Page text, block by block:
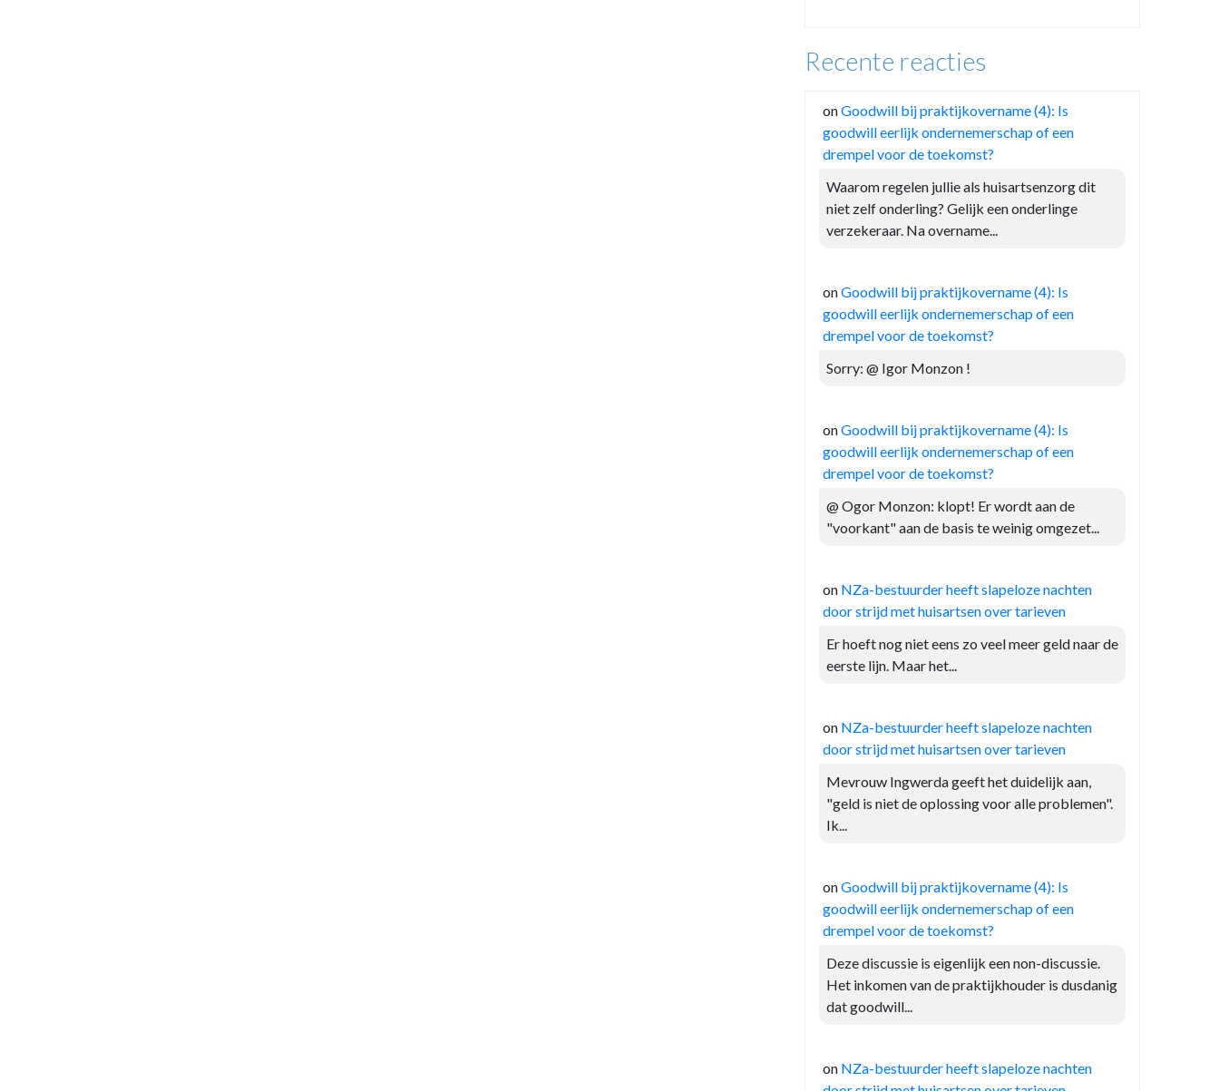
Recente reacties
onGoodwill bij praktijkovername (4): Is
goodwill eerlijk ondernemerschap of een
drempel voor de toekomst?
Waarom regelen jullie als huisartsenzorg dit
niet zelf onderling? Gelijk een onderlinge
verzekeraar. Na overname...
onGoodwill bij praktijkovername (4): Is
goodwill eerlijk ondernemerschap of een
drempel voor de toekomst?
Sorry: @ Igor Monzon !
onGoodwill bij praktijkovername (4): Is
goodwill eerlijk ondernemerschap of een
drempel voor de toekomst?
@ Ogor Monzon: klopt! Er wordt aan de
"voorkant" aan de basis te weinig omgezet...
on NZa-bestuurder heeft slapeloze nachten
door strijd met huisartsen over tarieven
Er hoeft nog niet eens zo veel meer geld naar de
eerste lijn. Maar het...
on NZa-bestuurder heeft slapeloze nachten
door strijd met huisartsen over tarieven
Mevrouw Ingwerda geeft het duidelijk aan,
"geld is niet de oplossing voor alle problemen".
Ik...
onGoodwill bij praktijkovername (4): Is
goodwill eerlijk ondernemerschap of een
drempel voor de toekomst?
Deze discussie is eigenlijk een non-discussie.
Het inkomen van de praktijkhouder is dusdanig
dat goodwill...
on NZa-bestuurder heeft slapeloze nachten